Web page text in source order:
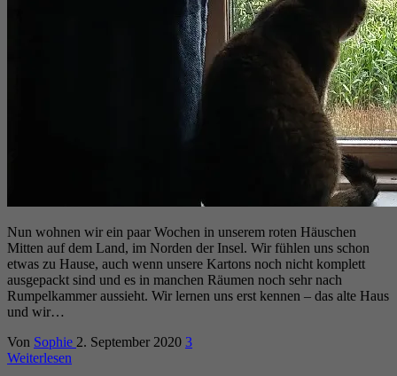
Nun wohnen wir ein paar Wochen in unserem roten Häuschen
Mitten auf dem Land, im Norden der Insel. Wir fühlen uns schon
etwas zu Hause, auch wenn unsere Kartons noch nicht komplett
ausgepackt sind und es in manchen Räumen noch sehr nach
Rumpelkammer aussieht. Wir lernen uns erst kennen – das alte Haus
und wir…
Von Sophie 2. September 2020 3
Weiterlesen